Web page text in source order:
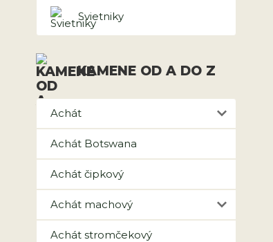
Svietniky
KAMENE OD A DO Z
Achát
Achát Botswana
Achát čipkový
Achát machový
Achát stromčekový